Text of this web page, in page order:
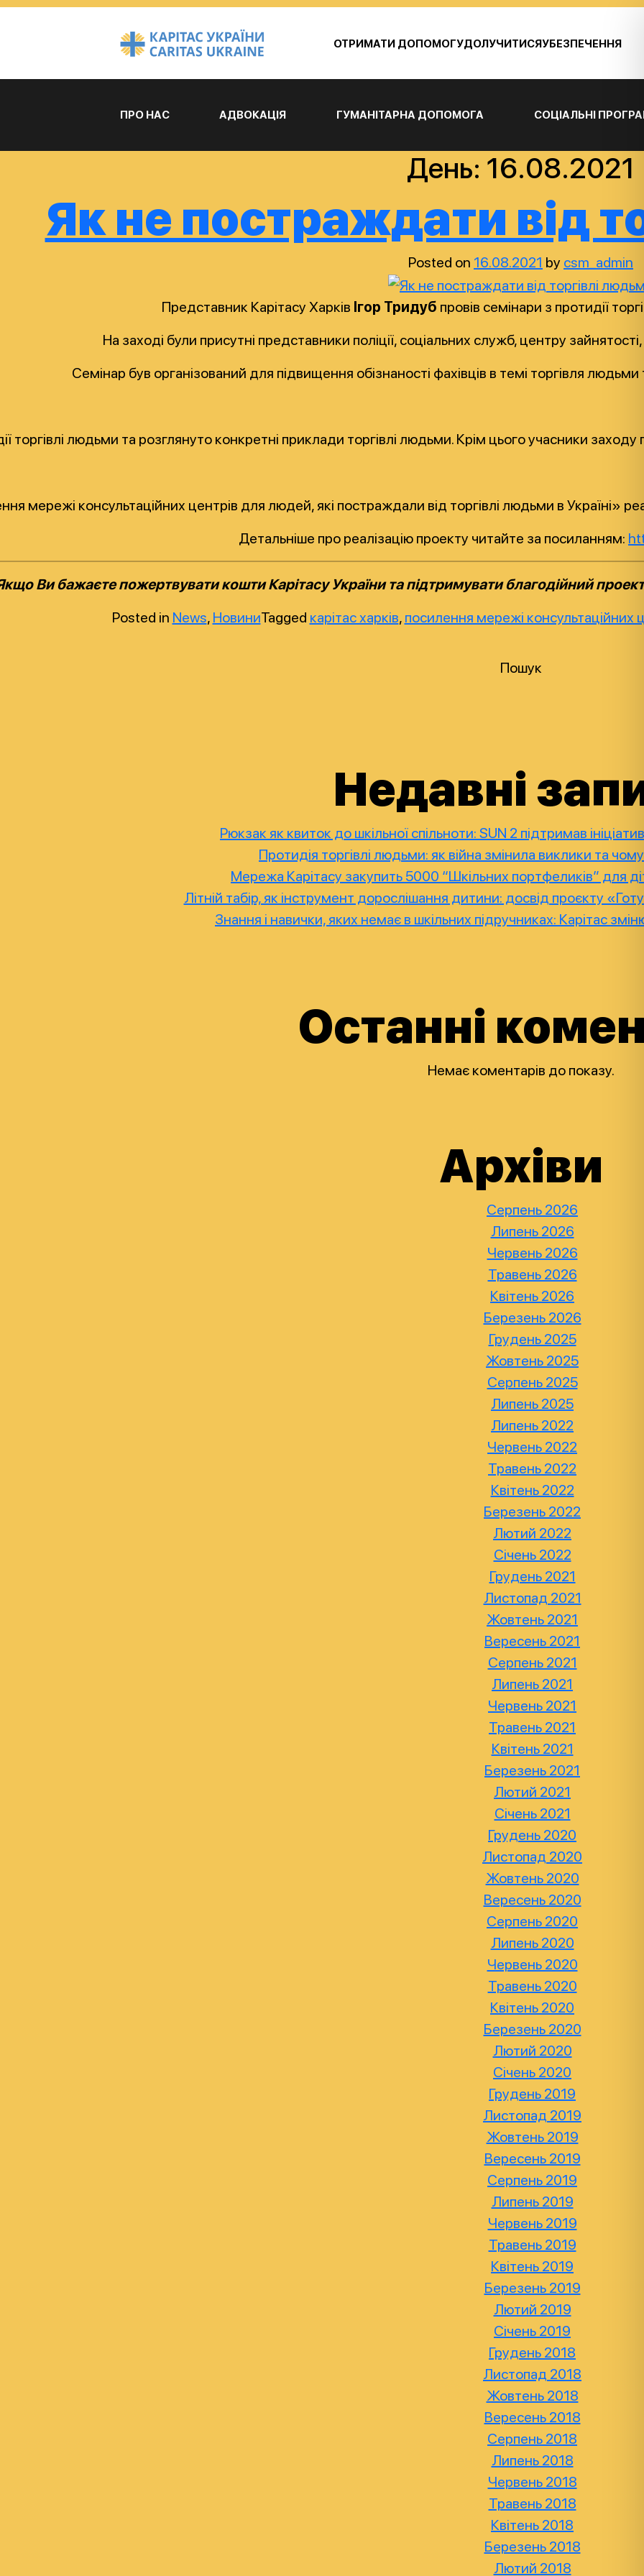
ОТРИМАТИ ДОПОМОГУДОЛУЧИТИСЯУБЕЗПЕЧЕННЯ
ПРО НАС АДВОКАЦІЯ ГУМАНІТАРНА ДОПОМОГА СОЦІАЛЬНІ
День: 16.08.2021
Як не постраждати від
Posted on 16.08.2021 by csm_admin
Представник Карітасу Харків Ігор Тридуб провів семінари з протидії
На заході були присутні представники поліції, соціальних служб, центру
Семінар був організований для підвищення обізнаності фахівців в темі торгівля
торгівлі людьми та розглянуто конкретні приклади торгівлі людьми. Крім цього учасники
мережі консультаційних центрів для людей, які постраждали від торгівлі людьми в Україні»
Детальніше про реалізацію проекту читайте за посиланням:
Ви бажаєте пожертвувати кошти Карітасу України та підтримувати благодійний
Posted in News, НовиниTagged карітас харків, посилення мережі консультаційних
Пошук
Недавні
Рюкзак як квиток до шкільної спільноти: SUN 2 підтримав
Протидія торгівлі людьми: як війна змінила виклики та
Мережа Карітасу закупить 5000 “Шкільних портфеликів” для
Літній табір, як інструмент дорослішання дитини: досвід проєкту
Знання і навички, яких немає в шкільних підручниках: Карітас
Останні
Немає коментарів до показу.
Архіви
Серпень 2026
Липень 2026
Червень 2026
Травень 2026
Квітень 2026
Березень 2026
Грудень 2025
Жовтень 2025
Серпень 2025
Липень 2025
Липень 2022
Червень 2022
Травень 2022
Квітень 2022
Березень 2022
Лютий 2022
Січень 2022
Грудень 2021
Листопад 2021
Жовтень 2021
Вересень 2021
Серпень 2021
Липень 2021
Червень 2021
Травень 2021
Квітень 2021
Березень 2021
Лютий 2021
Січень 2021
Грудень 2020
Листопад 2020
Жовтень 2020
Вересень 2020
Серпень 2020
Липень 2020
Червень 2020
Травень 2020
Квітень 2020
Березень 2020
Лютий 2020
Січень 2020
Грудень 2019
Листопад 2019
Жовтень 2019
Вересень 2019
Серпень 2019
Липень 2019
Червень 2019
Травень 2019
Квітень 2019
Березень 2019
Лютий 2019
Січень 2019
Грудень 2018
Листопад 2018
Жовтень 2018
Вересень 2018
Серпень 2018
Липень 2018
Червень 2018
Травень 2018
Квітень 2018
Березень 2018
Лютий 2018